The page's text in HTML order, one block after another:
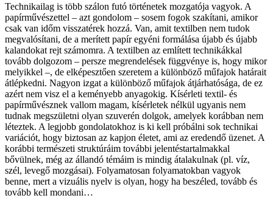
Technikailag is több szálon futó történetek mozgatója vagyok. A
papírművészettel – azt gondolom – sosem fogok szakítani, amikor
csak van időm visszatérek hozzá. Van, amit textilben nem tudok
megvalósítani, de a merített papír egyéni formálása újabb és újabb
kalandokat rejt számomra. A textilben az említett technikákkal
tovább dolgozom – persze megrendelések függvénye is, hogy mikor
melyikkel –, de elképesztően szeretem a különböző műfajok határait
átlépkedni. Nagyon izgat a különböző műfajok átjárhatósága, de ez
azért nem visz el a keményebb anyagokig. Kísérleti textil- és
papírművésznek vallom magam, kísérletek nélkül ugyanis nem
tudnak megszületni olyan szuverén dolgok, amelyek korábban nem
léteztek. A legjobb gondolatokhoz is ki kell próbálni sok technikai
variációt, hogy biztosan az kapjon életet, ami az eredendő üzenet. A
korábbi természeti struktúráim további jelentéstartalmakkal
bővülnek, még az állandó témáim is mindig átalakulnak (pl. víz,
szél, levegő mozgásai). Folyamatosan folyamatokban vagyok
benne, mert a vizuális nyelv is olyan, hogy ha beszéled, tovább és
tovább kell mondani…